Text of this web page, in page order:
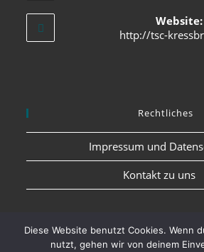
Website:
http://tsc-
Rechtliches
Impressum und
Kontakt zu uns
Impressum und Datenschutz
Diese Website benutzt Cookies. Wenn
nutzt, gehen wir von deinem